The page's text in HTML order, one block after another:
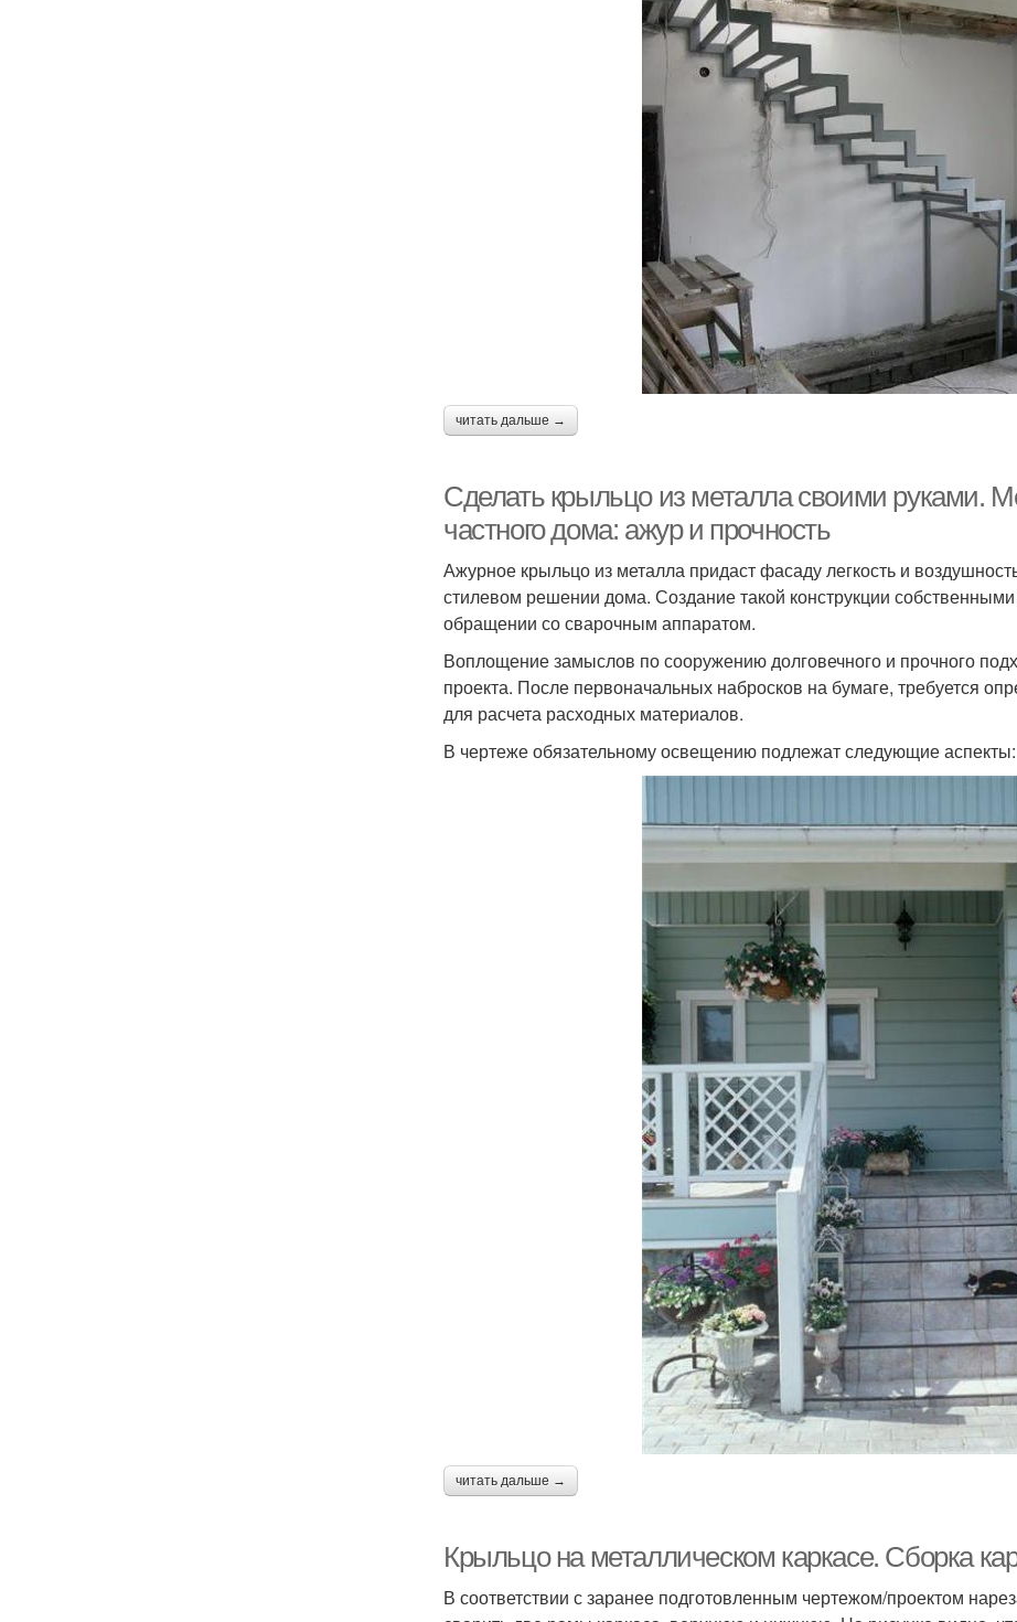
читать дальше →
Сделать крыльцо из металла своими руками.
частного дома: ажур и прочность
Ажурное крыльцо из металла придаст фасаду легкость и
стилевом решении дома. Создание такой конструкции
обращении со сварочным аппаратом.
Воплощение замыслов по сооружению долговечного и прочного
проекта. После первоначальных набросков на бумаге, требуется
для расчета расходных материалов.
В чертеже обязательному освещению подлежат следующие аспекты:
читать дальше →
Крыльцо на металлическом каркасе. Сборка
В соответствии с заранее подготовленным чертежом/проектом